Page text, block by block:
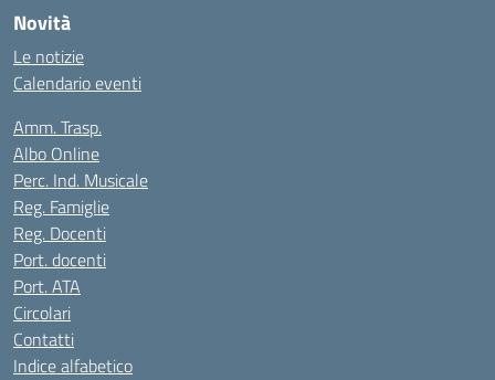
Novità
Le notizie
Calendario eventi
Amm. Trasp.
Albo Online
Perc. Ind. Musicale
Reg. Famiglie
Reg. Docenti
Port. docenti
Port. ATA
Circolari
Contatti
Indice alfabetico